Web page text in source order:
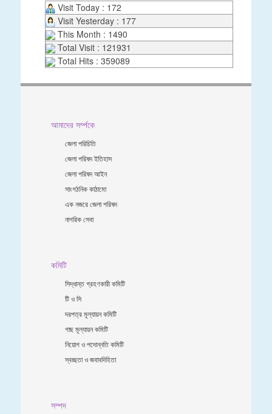
Visit Today : 172
Visit Yesterday : 177
This Month : 1490
Total Visit : 121931
Total Hits : 359089
আমাদের সর্ম্পকে
জেলা পরিচিতি
জেলা পরিষদ ইতিহাস
জেলা পরিষদ আইন
সাংগঠনিক কাঠামো
এক নজরে জেলা পরিষদ
নাগরিক সেবা
কমিটি
সিদ্ধান্ত গ্রহণকারী কমিটি
টি ও সি
দরপত্র মূল্যায়ন কমিটি
গাছ মূল্যায়ন কমিটি
নিয়োগ ও পদোন্নতি কমিটি
স্বচ্ছতা ও জবাবদিহিতা
সম্পদ